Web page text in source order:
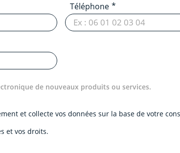
Téléphone
de nouveaux produits ou services.
et collecte vos données sur la base de votre
et vos droits.